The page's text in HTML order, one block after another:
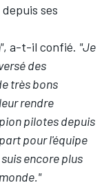
ses
, a-t-il confié. "Je
des
très bons
rendre
pilotes depuis
pour l'équipe
encore plus